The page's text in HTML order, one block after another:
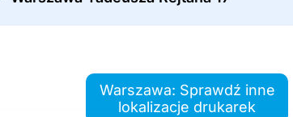
Warszawa: Sprawdź inne
lokalizacje drukarek